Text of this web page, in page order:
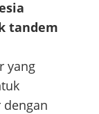
tandem
yang